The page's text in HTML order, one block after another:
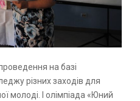
на базі
різних заходів для
молоді. І олімпіада «Юний